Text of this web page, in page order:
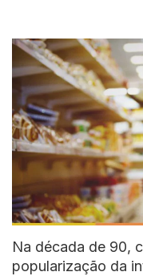
Na década de 90,
popularização da